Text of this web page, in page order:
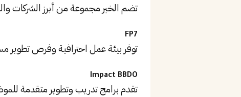
تضم الخبر مجموعة من أبرز
FP7
توفر بيئة عمل احترافية وفرص تطوير
Impact BBDO
تقدم برامج تدريب وتطوير متقدمة